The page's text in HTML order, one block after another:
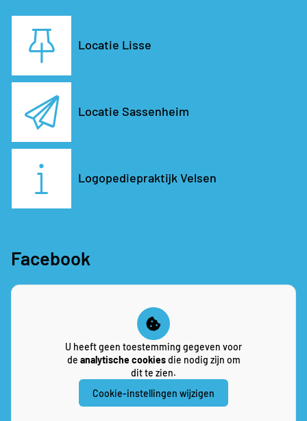
Locatie Lisse
Locatie Sassenheim
Logopediepraktijk Velsen
Facebook
U heeft geen toestemming gegeven voor
de analytische cookiesdie nodig zijn om
dit te zien.
Cookie-instellingen wijzigen